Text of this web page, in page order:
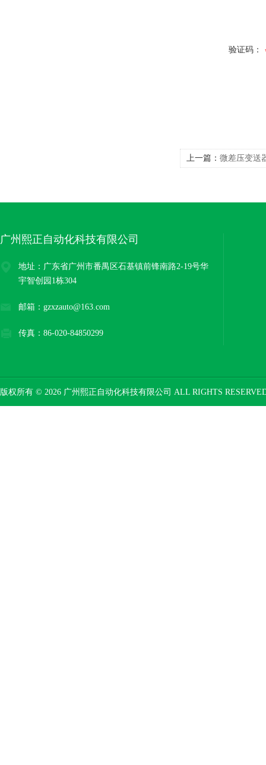
验证码：
上一篇： 微差压变送
广州熙正自动化科技有限公司
地址：广东省广州市番禺区石基镇前锋南路2-19号华
宇智创园1栋304
邮箱：gzxzauto@163.com
传真：86-020-84850299
版权所有 © 2026 广州熙正自动化科技有限公司 ALL RIGHTS